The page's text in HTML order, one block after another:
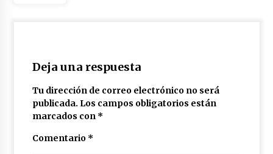
Deja una respuesta
Tu dirección de correo electrónico no será
publicada. Los campos obligatorios están
marcados con *
Comentario *